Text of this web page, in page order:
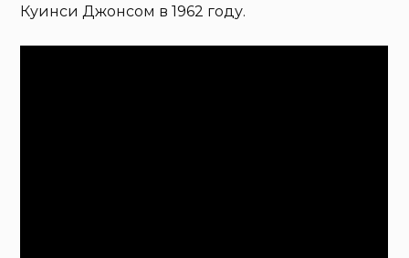
Куинси Джонсом в 1962 году.